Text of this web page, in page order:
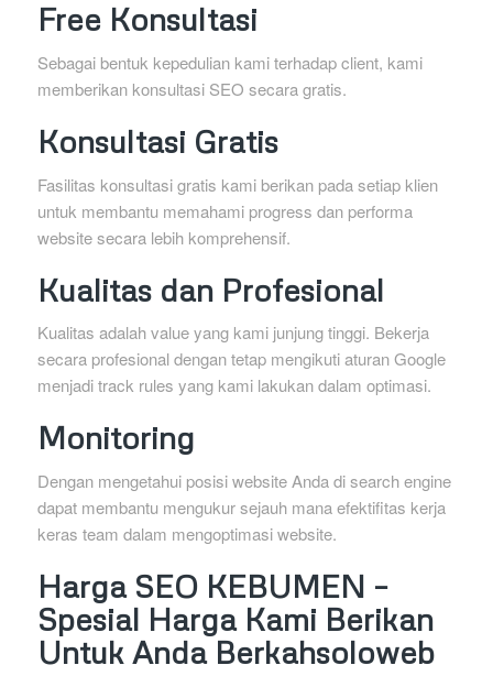
Free Konsultasi
Sebagai bentuk kepedulian kami terhadap client, kami
memberikan konsultasi SEO secara gratis.
Konsultasi Gratis
Fasilitas konsultasi gratis kami berikan pada setiap klien
untuk membantu memahami progress dan performa
website secara lebih komprehensif.
Kualitas dan Profesional
Kualitas adalah value yang kami junjung tinggi. Bekerja
secara profesional dengan tetap mengikuti aturan Google
menjadi track rules yang kami lakukan dalam optimasi.
Monitoring
Dengan mengetahui posisi website Anda di search engine
dapat membantu mengukur sejauh mana efektifitas kerja
keras team dalam mengoptimasi website.
Harga SEO KEBUMEN –
Spesial Harga Kami Berikan
Untuk Anda Berkahsoloweb